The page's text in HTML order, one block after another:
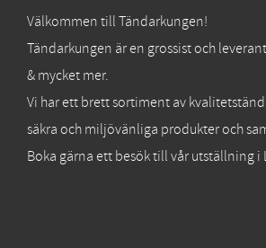
Välkommen till Tändarkungen!
Tändarkungen är en grossist och
& mycket mer.
Vi har ett brett sortiment av
säkra och miljövänliga produkter och
Boka gärna ett besök till vår utställning i